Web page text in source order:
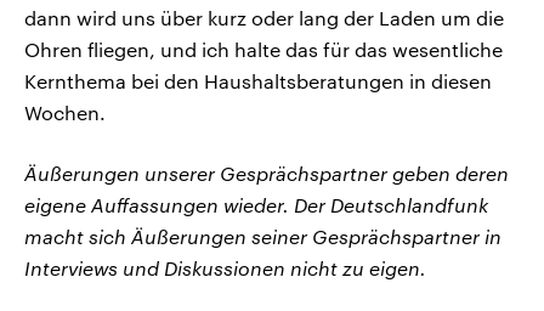
dann wird uns über kurz oder lang der Laden um die
Ohren fliegen, und ich halte das für das wesentliche
Kernthema bei den Haushaltsberatungen in diesen
Wochen.
Äußerungen unserer Gesprächspartner geben deren
eigene Auffassungen wieder. Der Deutschlandfunk
macht sich Äußerungen seiner Gesprächspartner in
Interviews und Diskussionen nicht zu eigen.